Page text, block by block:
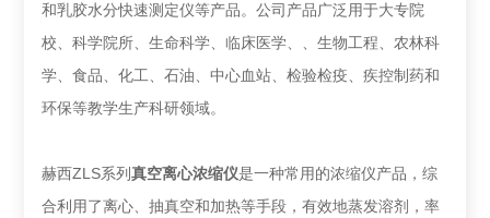
和乳胶水分快速测定仪等产品。公司产品广泛用于大专院
校、科学院所、生命科学、临床医学、、生物工程、农林科
学、食品、化工、石油、中心血站、检验检疫、疾控制药和
环保等教学生产科研领域。
赫西ZLS系列真空离心浓缩仪是一种常用的浓缩仪产品，综
合利用了离心、抽真空和加热等手段，有效地蒸发溶剂，率